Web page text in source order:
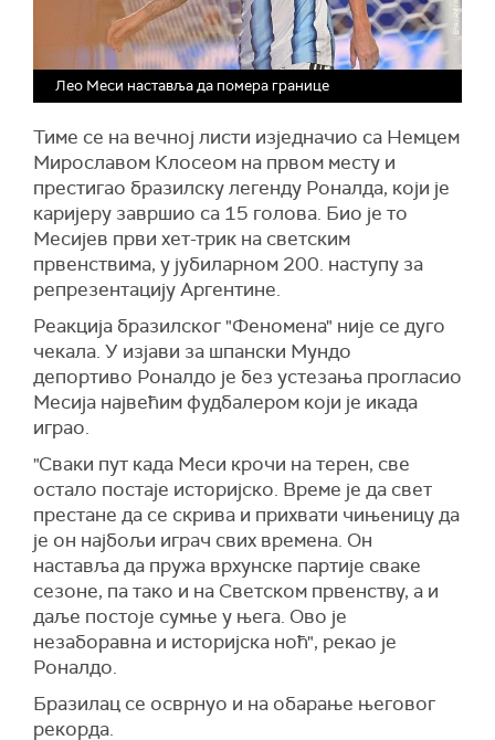
Лео Меси наставља да помера границе
Тиме се на вечној листи изједначио са Немцем
Мирославом Клосеом на првом месту и
престигао бразилску легенду Роналда, који је
каријеру завршио са 15 голова. Био је то
Месијев први хет-трик на светским
првенствима, у јубиларном 200. наступу за
репрезентацију Аргентине.
Реакција бразилског "Феномена" није се дуго
чекала. У изјави за шпански Мундо
депортиво Роналдо је без устезања прогласио
Месија највећим фудбалером који је икада
играо.
"Сваки пут када Меси крочи на терен, све
остало постаје историјско. Време је да свет
престане да се скрива и прихвати чињеницу да
је он најбољи играч свих времена. Он
наставља да пружа врхунске партије сваке
сезоне, па тако и на Светском првенству, а и
даље постоје сумње у њега. Ово је
незаборавна и историјска ноћ", рекао је
Роналдо.
Бразилац се осврнуо и на обарање његовог
рекорда.